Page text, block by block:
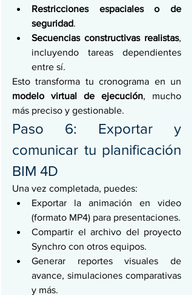
Restricciones espaciales o de
seguridad.
Secuencias constructivas realistas,
incluyendo tareas dependientes
entre sí.
modelo virtual de ejecución, mucho
más preciso y gestionable.
Paso 6: Exportar y
comunicar tu planificación
BIM 4D
Una vez completada, puedes:
Exportar la animación en video
(formato MP4) para presentaciones.
Compartir el archivo del proyecto
Synchro con otros equipos.
Generar reportes visuales de
avance, simulaciones comparativas
y más.